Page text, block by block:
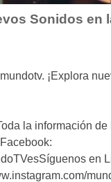
Sonidos en
¡Explora
la información de
en